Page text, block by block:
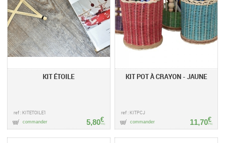
KIT ÉTOILE
ref : KITETOILE1
5,80€
TTC
commander
KIT POT À CRAYON - JAUNE
ref : KITPCJ
11,70€
TTC
commander